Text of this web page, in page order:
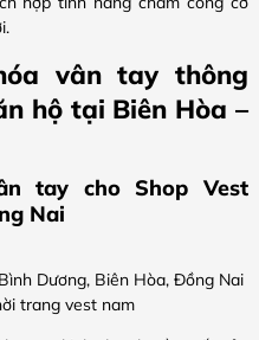
vân tay thông
hộ tại Biên Hòa –
tay cho Shop Vest
Nai
Dương, Biên Hòa, Đồng Nai
trang vest nam